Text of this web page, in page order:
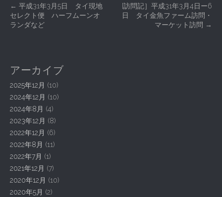
P
o
n
a
v
i
g
a
t
i
o
n
← 平成31年3月5日 タイ現地
セレクト便 ハーフムーンオ
ランダなど
[訪問記］平成31年3月4日ー6
日 タイ金魚ファーム訪問・
マーケット訪問 →
アーカイブ
2025年12月 (10)
2024年12月 (10)
2024年8月 (4)
2023年12月 (8)
2022年12月 (6)
2022年8月 (11)
2022年7月 (1)
2021年12月 (7)
2020年12月 (10)
2020年5月 (2)